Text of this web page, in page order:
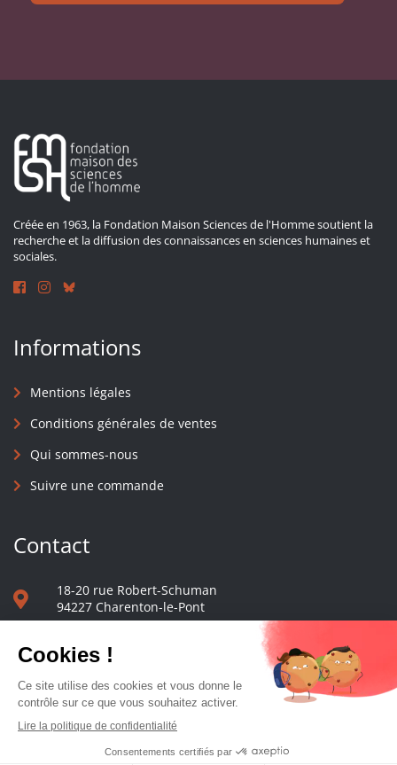
Créée en 1963, la Fondation Maison Sciences de l'Homme soutient la
recherche et la diffusion des connaissances en sciences humaines et
sociales.
Informations
Mentions légales
Conditions générales de ventes
Qui sommes-nous
Suivre une commande
Contact
18-20 rue Robert-Schuman
94227 Charenton-le-Pont